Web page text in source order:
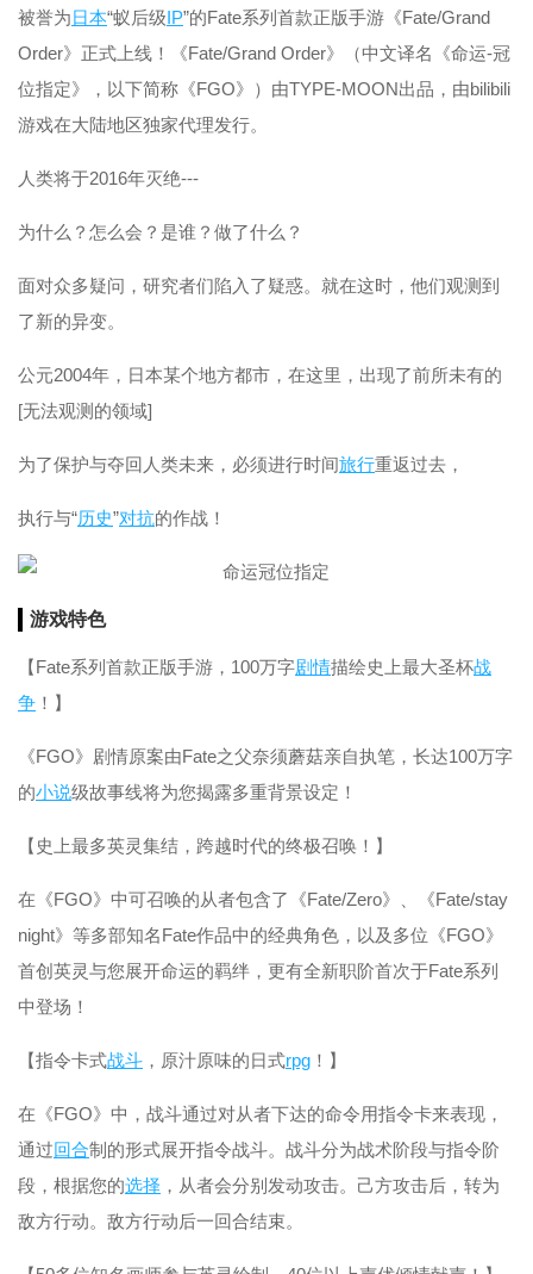
被誉为日本“蚁后级IP”的Fate系列首款正版手游《Fate/Grand
Order》正式上线！《Fate/Grand Order》（中文译名《命运-冠
位指定》，以下简称《FGO》）由TYPE-MOON出品，由bilibili
游戏在大陆地区独家代理发行。
人类将于2016年灭绝---
为什么？怎么会？是谁？做了什么？
面对众多疑问，研究者们陷入了疑惑。就在这时，他们观测到
了新的异变。
公元2004年，日本某个地方都市，在这里，出现了前所未有的
[无法观测的领域]
为了保护与夺回人类未来，必须进行时间旅行重返过去，
执行与“历史”对抗的作战！
游戏特色
【Fate系列首款正版手游，100万字剧情描绘史上最大圣杯战
争 ！】
《FGO》剧情原案由Fate之父奈须蘑菇亲自执笔，长达100万字
的小说级故事线将为您揭露多重背景设定！
【史上最多英灵集结，跨越时代的终极召唤！】
在《FGO》中可召唤的从者包含了《Fate/Zero》、《Fate/stay
night》等多部知名Fate作品中的经典角色，以及多位《FGO》
首创英灵与您展开命运的羁绊，更有全新职阶首次于Fate系列
中登场！
【指令卡式战斗 ，原汁原味的日式rpg ！】
在《FGO》中，战斗通过对从者下达的命令用指令卡来表现，
通过回合制的形式展开指令战斗。战斗分为战术阶段与指令阶
段，根据您的选择 ，从者会分别发动攻击。己方攻击后，转为
敌方行动。敌方行动后一回合结束。